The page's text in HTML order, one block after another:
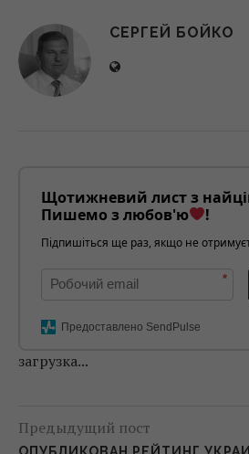
СЕРГЕЙ БОЙКО
Щотижневий лист з
Пишемо з любов'ю
!
Підпишіться ще раз, якщо не
*
Предоставлено SendPulse
загрузка...
Предыдущий пост